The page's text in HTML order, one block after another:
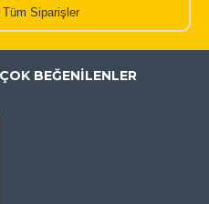
Siparişler
ÇOK BEĞENILENLER